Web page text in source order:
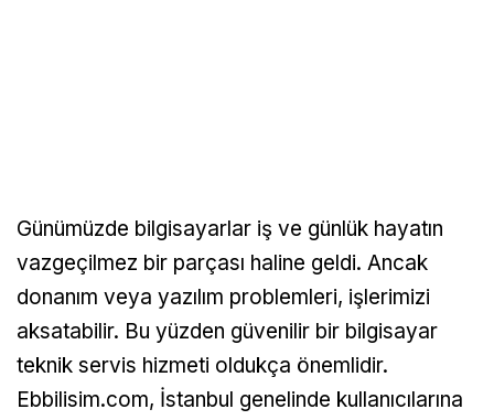
Günümüzde bilgisayarlar iş ve günlük hayatın
vazgeçilmez bir parçası haline geldi. Ancak
donanım veya yazılım problemleri, işlerimizi
aksatabilir. Bu yüzden güvenilir bir bilgisayar
teknik servis hizmeti oldukça önemlidir.
Ebbilisim.com, İstanbul genelinde kullanıcılarına